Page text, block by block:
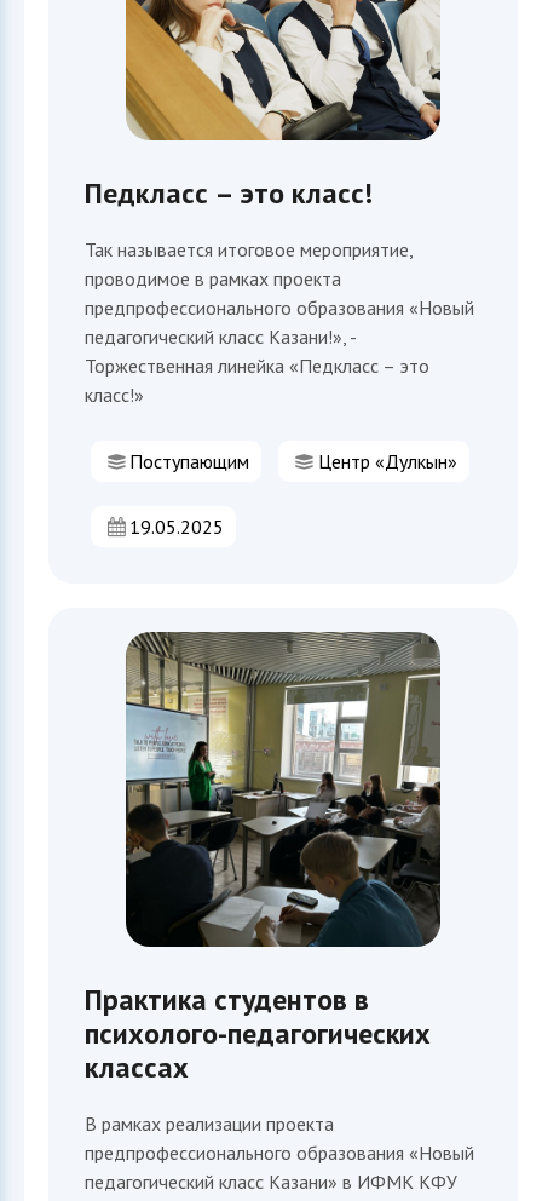
Педкласс – это класс!
Так называется итоговое мероприятие,
проводимое в рамках проекта
предпрофессионального образования «Новый
педагогический класс Казани!», -
Торжественная линейка «Педкласс – это
класс!»
Поступающим Центр «Дулкын»
19.05.2025
Практика студентов в
психолого-педагогических
классах
В рамках реализации проекта
предпрофессионального образования «Новый
педагогический класс Казани» в ИФМК КФУ